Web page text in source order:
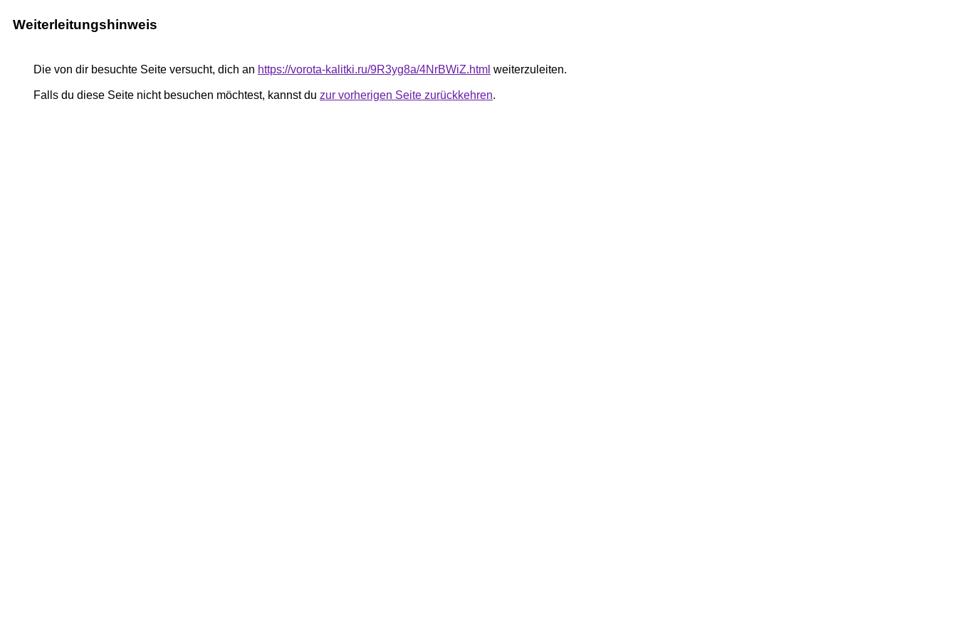
Weiterleitungshinweis
Die von dir besuchte Seite versucht, dich an https://vorota-kalitki.ru/9R3yg8a/4NrBWiZ.html weiterzuleiten.
Falls du diese Seite nicht besuchen möchtest, kannst du zur vorherigen Seite zurückkehren.